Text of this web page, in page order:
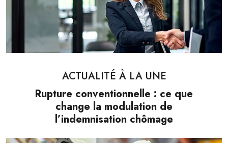
ACTUALITÉ À LA UNE
Rupture conventionnelle : ce que
change la modulation de
l’indemnisation chômage